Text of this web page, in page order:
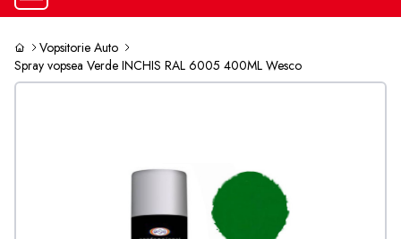
Vopsitorie Auto
Spray vopsea Verde INCHIS RAL 6005 400ML Wesco